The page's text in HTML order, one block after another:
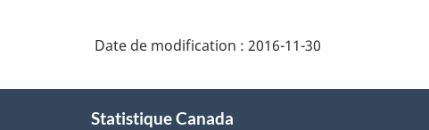
2012
1.1
Date de modification : 2016-11-30
Statistique Canada